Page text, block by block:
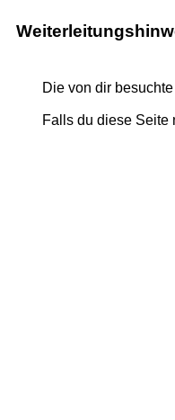
Die von dir
Falls du diese Seite